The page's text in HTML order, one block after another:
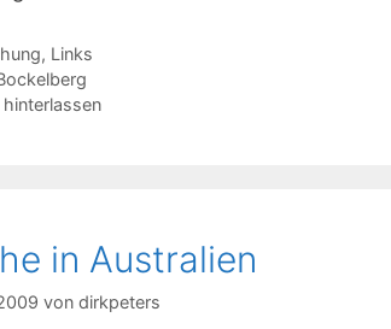
, Links
in Australien
von dirkpeters